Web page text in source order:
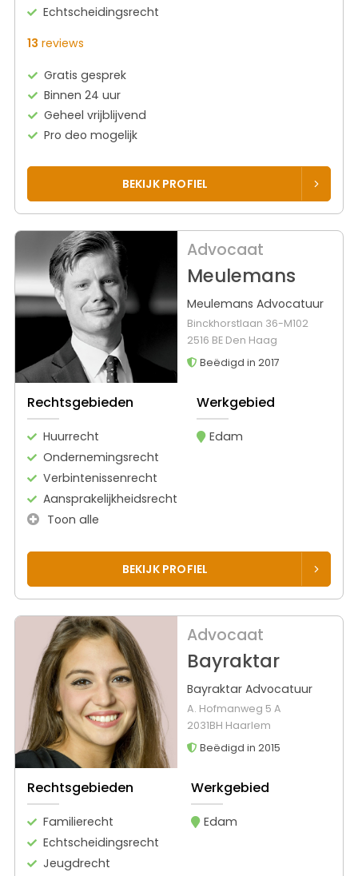
Echtscheidingsrecht
13 reviews
Gratis gesprek
Binnen 24 uur
Geheel vrijblijvend
Pro deo mogelijk
BEKIJK PROFIEL
Advocaat
Meulemans
Meulemans Advocatuur
Binckhorstlaan 36-M102
2516 BE Den Haag
Beëdigd in 2017
Rechtsgebieden
Huurrecht
Ondernemingsrecht
Verbintenissenrecht
Aansprakelijkheidsrecht
Toon alle
Werkgebied
Edam
BEKIJK PROFIEL
Advocaat
Bayraktar
Bayraktar Advocatuur
A. Hofmanweg 5 A
2031BH Haarlem
Beëdigd in 2015
Rechtsgebieden
Familierecht
Echtscheidingsrecht
Jeugdrecht
Werkgebied
Edam